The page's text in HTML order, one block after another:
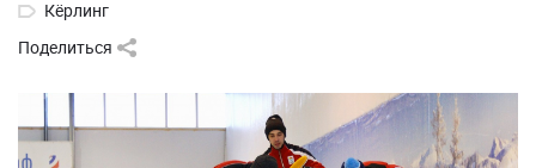
Кёрлинг
Поделиться